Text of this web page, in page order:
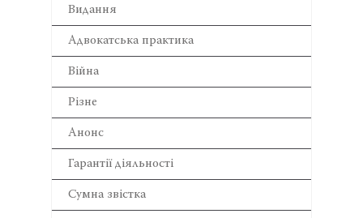
Видання
Адвокатська практика
Війна
Різне
Анонс
Гарантії діяльності
Сумна звістка